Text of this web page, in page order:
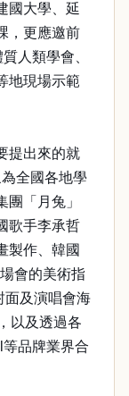
國大學、延
，更應邀前
人類學會、
地現場示範
出來的就
全國各地學
「月兔」
歌手李承哲
製作、韓國
會的美術指
面及演唱會海
以及透過各
品牌業界合